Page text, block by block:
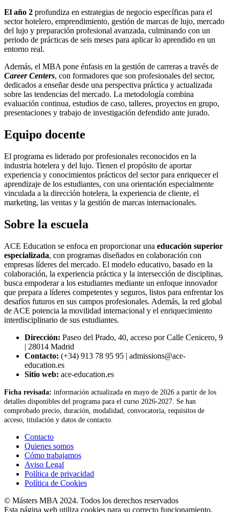
El año 2 profundiza en estrategias de negocio específicas para el
sector hotelero, emprendimiento, gestión de marcas de lujo, mercado
del lujo y preparación profesional avanzada, culminando con un
periodo de prácticas de seis meses para aplicar lo aprendido en un
entorno real.
Además, el MBA pone énfasis en la gestión de carreras a través de
Career Centers, con formadores que son profesionales del sector,
dedicados a enseñar desde una perspectiva práctica y actualizada
sobre las tendencias del mercado. La metodología combina
evaluación continua, estudios de caso, talleres, proyectos en grupo,
presentaciones y trabajo de investigación defendido ante jurado.
Equipo docente
El programa es liderado por profesionales reconocidos en la
industria hotelera y del lujo. Tienen el propósito de aportar
experiencia y conocimientos prácticos del sector para enriquecer el
aprendizaje de los estudiantes, con una orientación especialmente
vinculada a la dirección hotelera, la experiencia de cliente, el
marketing, las ventas y la gestión de marcas internacionales.
Sobre la escuela
ACE Education se enfoca en proporcionar una educación superior
especializada, con programas diseñados en colaboración con
empresas líderes del mercado. El modelo educativo, basado en la
colaboración, la experiencia práctica y la intersección de disciplinas,
busca empoderar a los estudiantes mediante un enfoque innovador
que prepara a líderes competentes y seguros, listos para enfrentar los
desafíos futuros en sus campos profesionales. Además, la red global
de ACE potencia la movilidad internacional y el enriquecimiento
interdisciplinario de sus estudiantes.
Dirección: Paseo del Prado, 40, acceso por Calle Cenicero, 9
| 28014 Madrid
Contacto: (+34) 913 78 95 95 | admissions@ace-
education.es
Sitio web: ace-education.es
Ficha revisada: información actualizada en mayo de 2026 a partir de los
detalles disponibles del programa para el curso 2026-2027. Se han
comprobado precio, duración, modalidad, convocatoria, requisitos de
acceso, titulación y datos de contacto.
Contacto
Quienes somos
Cómo trabajamos
Aviso Legal
Política de privacidad
Política de Cookies
© Másters MBA 2024. Todos los derechos reservados
Esta página web utiliza cookies para su correcto funcionamiento.